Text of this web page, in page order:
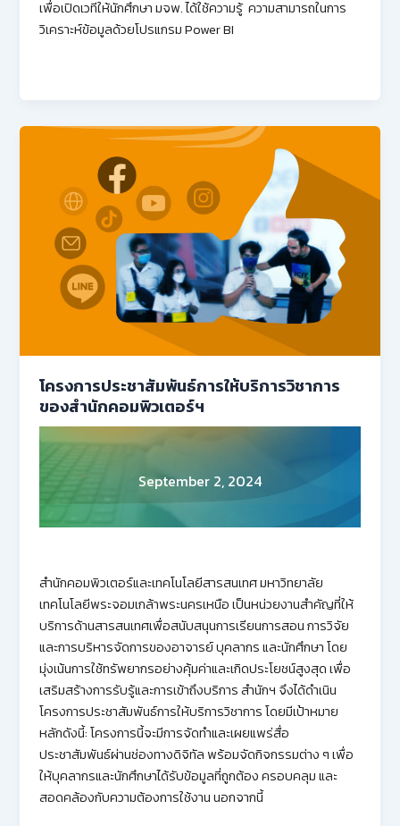
เพื่อเปิดเวทีให้นักศึกษา มจพ. ได้ใช้ความรู้ ความสามารถในการ
วิเคราะห์ข้อมูลด้วยโปรแกรม Power BI
โครงการประชาสัมพันธ์การให้บริการวิชาการ
ของสำนักคอมพิวเตอร์ฯ
September 2, 2024
สำนักคอมพิวเตอร์และเทคโนโลยีสารสนเทศ มหาวิทยาลัย
เทคโนโลยีพระจอมเกล้าพระนครเหนือ เป็นหน่วยงานสำคัญที่ให้
บริการด้านสารสนเทศเพื่อสนับสนุนการเรียนการสอน การวิจัย
และการบริหารจัดการของอาจารย์ บุคลากร และนักศึกษา โดย
มุ่งเน้นการใช้ทรัพยากรอย่างคุ้มค่าและเกิดประโยชน์สูงสุด เพื่อ
เสริมสร้างการรับรู้และการเข้าถึงบริการ สำนักฯ จึงได้ดำเนิน
โครงการประชาสัมพันธ์การให้บริการวิชาการ โดยมีเป้าหมาย
หลักดังนี้: โครงการนี้จะมีการจัดทำและเผยแพร่สื่อ
ประชาสัมพันธ์ผ่านช่องทางดิจิทัล พร้อมจัดกิจกรรมต่าง ๆ เพื่อ
ให้บุคลากรและนักศึกษาได้รับข้อมูลที่ถูกต้อง ครอบคลุม และ
สอดคล้องกับความต้องการใช้งาน นอกจากนี้